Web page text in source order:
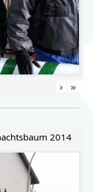
› »
2014